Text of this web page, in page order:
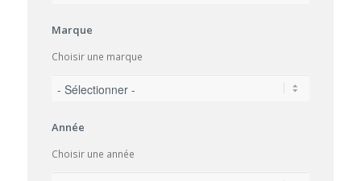
Marque
Choisir une marque
Année
Choisir une année